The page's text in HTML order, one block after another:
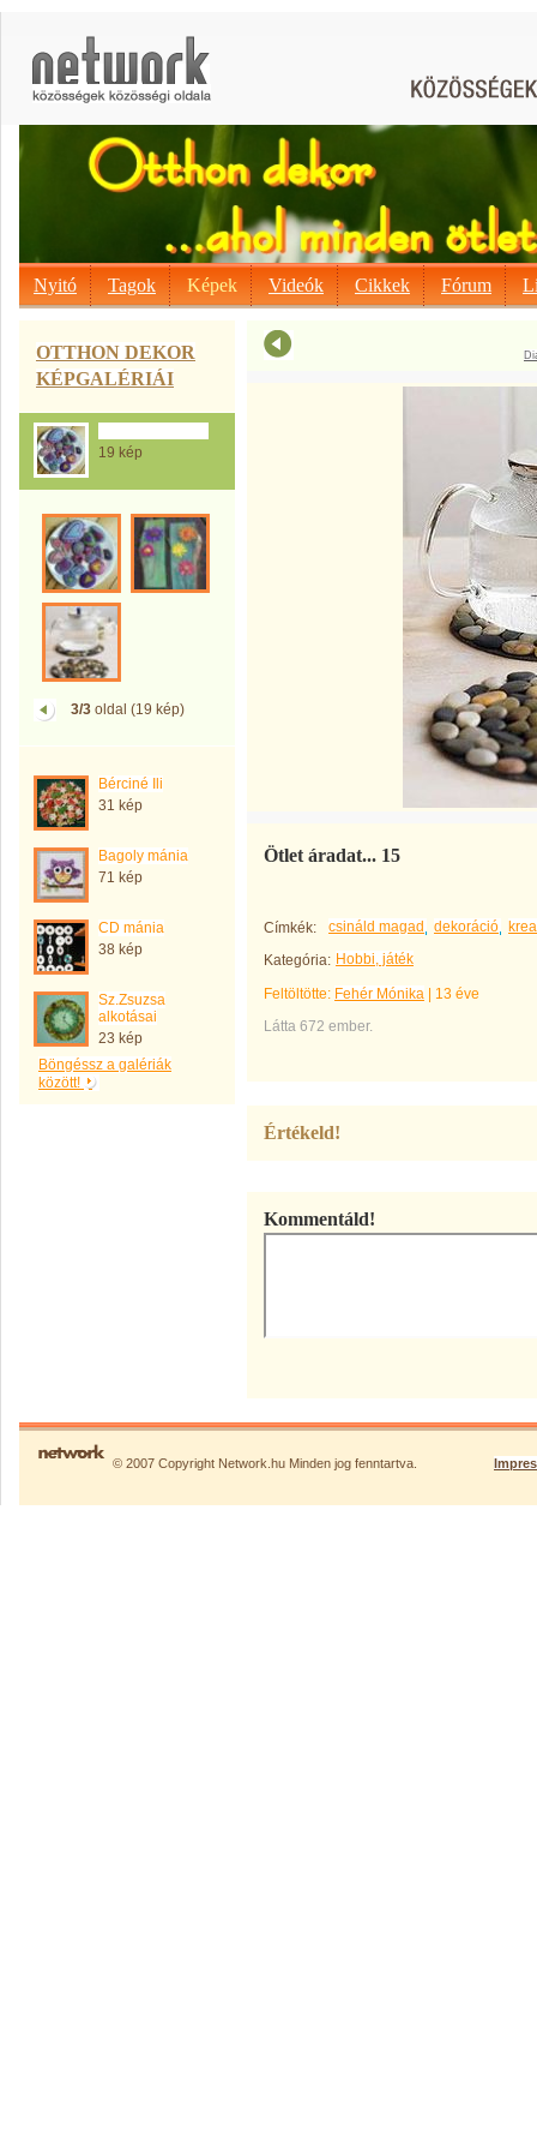
Nyitó Tagok Képek Videók Cikkek Fórum
OTTHON DEKOR
KÉPGALÉRIÁI
19 kép
3/3oldal (19 kép)
Bérciné Ili
31 kép
Bagoly mánia
71 kép
CD mánia
38 kép
Sz.Zsuzsa
alkotásai
23 kép
Böngéssz a galériák
között!
Ötlet áradat... 15
Címkék: csináld magad dekoráció
Kategória: Hobbi, játék
Feltöltötte: Fehér Mónika
13 éve
Látta 672 ember.
Értékeld!
Kommentáld!
© 2007 Copyright Network.hu Minden jog fenntartva.